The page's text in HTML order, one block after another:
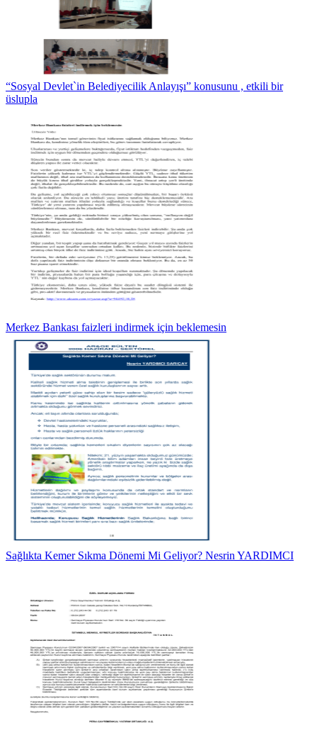
“Sosyal Devlet`in Belediyecilik Anlayışı” konusunu , etkili bir
üslupla
Merkez Bankası faizleri indirmek için beklemesin
Sağlıkta Kemer Sıkma Dönemi Mi Geliyor? Nesrin YARDIMCI